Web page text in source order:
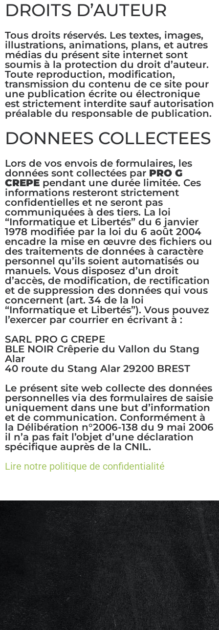
DROITS D’AUTEUR
Tous droits réservés. Les textes, images,
illustrations, animations, plans, et autres
médias du présent site internet sont
soumis à la protection du droit d’auteur.
Toute reproduction, modification,
transmission du contenu de ce site pour
une publication écrite ou électronique
est strictement interdite sauf autorisation
préalable du responsable de publication.
DONNEES COLLECTEES
Lors de vos envois de formulaires, les
données sont collectées par PRO G
CREPE pendant une durée limitée. Ces
informations resteront strictement
confidentielles et ne seront pas
communiquées à des tiers. La loi
“Informatique et Libertés” du 6 janvier
1978 modifiée par la loi du 6 août 2004
encadre la mise en œuvre des fichiers ou
des traitements de données à caractère
personnel qu’ils soient automatisés ou
manuels. Vous disposez d’un droit
d’accès, de modification, de rectification
et de suppression des données qui vous
concernent (art. 34 de la loi
“Informatique et Libertés”). Vous pouvez
l’exercer par courrier en écrivant à :
SARL PRO G CREPE
BLE NOIR Crêperie du Vallon du Stang
Alar
40 route du Stang Alar 29200 BREST
Le présent site web collecte des données
personnelles via des formulaires de saisie
uniquement dans une but d’information
et de communication. Conformément à
la Délibération n°2006-138 du 9 mai 2006
il n’a pas fait l’objet d’une déclaration
spécifique auprès de la CNIL.
Lire notre politique de confidentialité